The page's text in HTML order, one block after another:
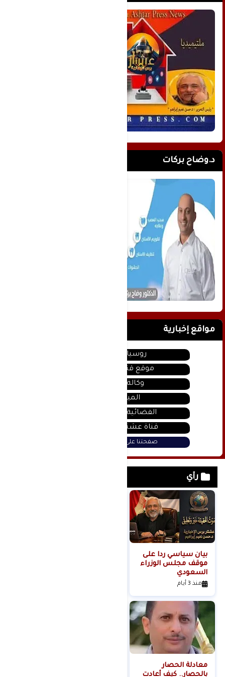
د.وضاح بركات
مواقع إخبارية
روسيا اليوم
موقع قناة المنار
وكالة سانا
الميادين
الفضائية السورية
قناة عشتار يوتيوب
صفحتنا على فيس بوك
رأي
بيان سياسي رداً على
موقف مجلس الوزراء
السعودي
منذ 3 أيام
معادلة الحصار
بالحصار.. كيف أعادت